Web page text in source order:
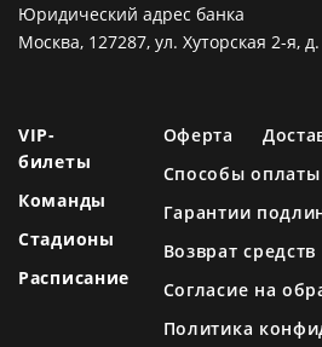
Юридический адрес банка
Москва, 127287, ул. Хуторская 2-я,
VIP-
билеты
Команды
Стадионы
Расписание
Оферта
Способы оплаты
Гарантии
Возврат средств
Согласие на
Политика